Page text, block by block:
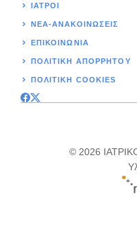
ΙΑΤΡΟΙ
ΝΕΑ-ΑΝΑΚΟΙΝΩΣΕΙΣ
ΕΠΙΚΟΙΝΩΝΊΑ
ΠΟΛΙΤΙΚΉ ΑΠΟΡΡΗΤΟΥ
ΠΟΛΙΤΙΚΗ COOKIES
© 2026